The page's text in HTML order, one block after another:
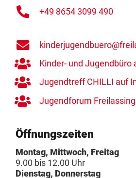
+49 8654 3099 490
Kinder- und Jugendbüro
Jugendtreff CHILLI auf
Jugendforum
Öffnungszeiten
Montag, Mittwoch, Freitag
9.00 bis 12.00 Uhr
Dienstag, Donnerstag